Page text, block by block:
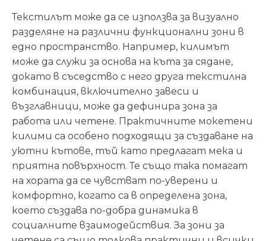
Текстилът може да се използва за визуално
разделяне на различни функционални зони в
едно пространство. Например, килимът
може да служи за основа на къта за сядане,
докато в съседство с него друга текстилна
комбинация, включително завеси и
възглавници, може да дефинира зона за
работа или четене. Практичните мокетени
килими са особено подходящи за създаване на
уютни кътове, тъй като предлагат мека и
приятна повърхност. Те също така помагат
на хората да се чувстват по-уверени и
комфортно, когато са в определена зона,
което създава по-добра динамика в
социалните взаимодействия. За зони за